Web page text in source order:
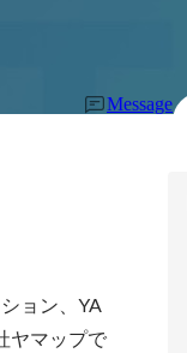
Message
ョン、YA
ヤマップで